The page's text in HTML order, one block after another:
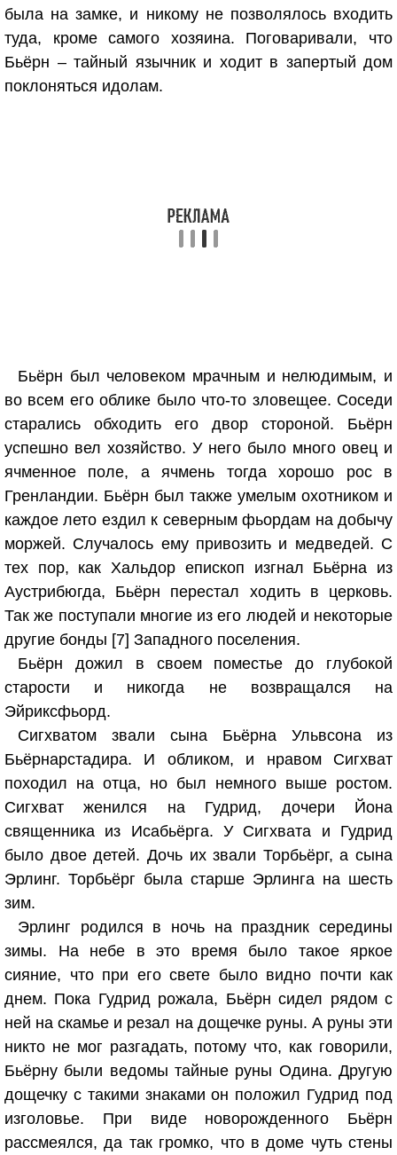
была на замке, и никому не позволялось входить
туда, кроме самого хозяина. Поговаривали, что
Бьёрн – тайный язычник и ходит в запертый дом
поклоняться идолам.
Бьёрн был человеком мрачным и нелюдимым, и
во всем его облике было что‑то зловещее. Соседи
старались обходить его двор стороной. Бьёрн
успешно вел хозяйство. У него было много овец и
ячменное поле, а ячмень тогда хорошо рос в
Гренландии. Бьёрн был также умелым охотником и
каждое лето ездил к северным фьордам на добычу
моржей. Случалось ему привозить и медведей. С
тех пор, как Хальдор епископ изгнал Бьёрна из
Аустрибюгда, Бьёрн перестал ходить в церковь.
Так же поступали многие из его людей и некоторые
другие бонды [7] Западного поселения.
Бьёрн дожил в своем поместье до глубокой
старости и никогда не возвращался на
Эйриксфьорд.
Сигхватом звали сына Бьёрна Ульвсона из
Бьёрнарстадира. И обликом, и нравом Сигхват
походил на отца, но был немного выше ростом.
Сигхват женился на Гудрид, дочери Йона
священника из Исабьёрга. У Сигхвата и Гудрид
было двое детей. Дочь их звали Торбьёрг, а сына
Эрлинг. Торбьёрг была старше Эрлинга на шесть
зим.
Эрлинг родился в ночь на праздник середины
зимы. На небе в это время было такое яркое
сияние, что при его свете было видно почти как
днем. Пока Гудрид рожала, Бьёрн сидел рядом с
ней на скамье и резал на дощечке руны. А руны эти
никто не мог разгадать, потому что, как говорили,
Бьёрну были ведомы тайные руны Одина. Другую
дощечку с такими знаками он положил Гудрид под
изголовье. При виде новорожденного Бьёрн
рассмеялся, да так громко, что в доме чуть стены